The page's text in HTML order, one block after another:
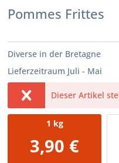
Pommes Frittes
Diverse in der Bretagne
Lieferzeitraum Juli - Mai
Dieser Artikel
1 kg
3,90 €